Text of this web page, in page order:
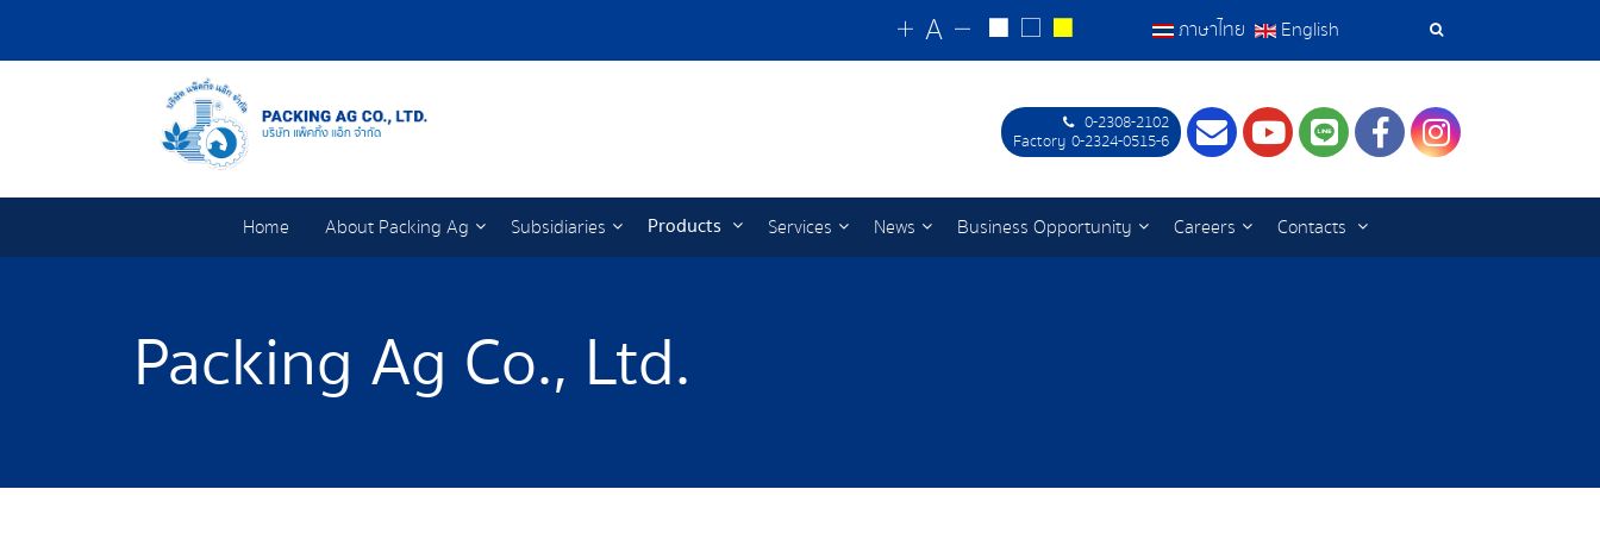
Search
ภาษาไทย English
0-2308-2102
Factory 0-2324-0515-6
ContactYoutube
LINEFacebookInstagram
Home About Packing Ag Subsidiaries Products Services News Business Opportunity Careers Contacts
Packing Ag Co., Ltd.